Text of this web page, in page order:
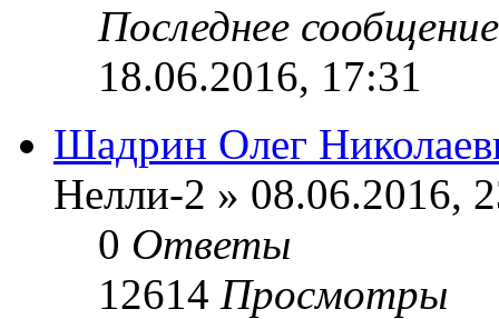
Последнее
18.06.2016, 17:31
Шадрин Олег
Нелли-2 » 08.06.2016,
0 Ответы
12614 Просмотры